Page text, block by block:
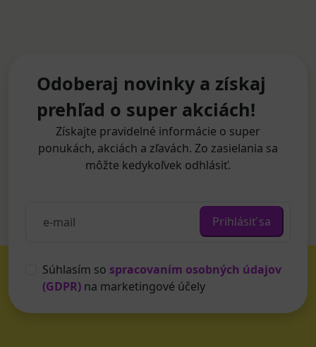
Odoberaj novinky a získaj
prehľad o super akciách!
Získajte pravidelné informácie o super
ponukách, akciách a zľavách. Zo zasielania sa
môžte kedykoľvek odhlásiť.
Prihlásiť sa
Súhlasím so spracovaním osobných údajov
(GDPR) na marketingové účely